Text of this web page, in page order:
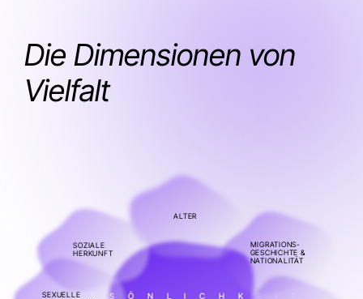
Die Dimensionen von
Vielfalt
PERSÖNLICHKEIT
ALTER
MIGRATIONS-
GESCHICHTE &
NATIONALITÄT
SEXUELLE
SOZIALE
HERKUNFT